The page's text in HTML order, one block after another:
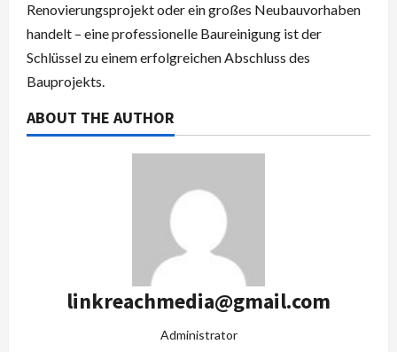
Renovierungsprojekt oder ein großes Neubauvorhaben
handelt – eine professionelle Baureinigung ist der
Schlüssel zu einem erfolgreichen Abschluss des
Bauprojekts.
ABOUT THE AUTHOR
linkreachmedia@gmail.com
Administrator